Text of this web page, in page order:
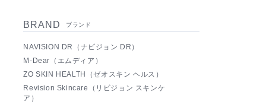
BRAND ブランド
NAVISION DR（ナビジョン DR）
M-Dear（エムディア）
ZO SKIN HEALTH（ゼオスキン ヘルス）
Revision Skincare（リビジョン スキンケ
ア）